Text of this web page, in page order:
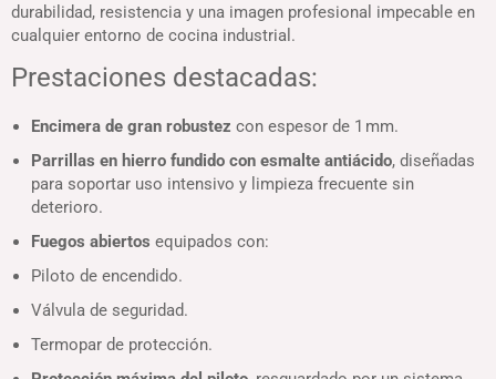
durabilidad, resistencia y una imagen profesional impecable en
cualquier entorno de cocina industrial.
Prestaciones destacadas:
Encimera de gran robustez con espesor de 1 mm.
Parrillas en hierro fundido con esmalte antiácido, diseñadas
para soportar uso intensivo y limpieza frecuente sin
deterioro.
Fuegos abiertos equipados con:
Piloto de encendido.
Válvula de seguridad.
Termopar de protección.